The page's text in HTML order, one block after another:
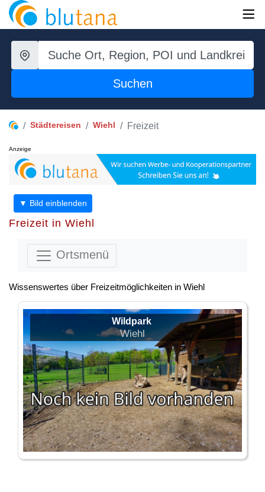
Suchen
Städtereisen Wiehl Freizeit
Anzeige
▼ Bild einblenden
Freizeit in Wiehl
Ortsmenü
Wissenswertes über Freizeitmöglichkeiten in Wiehl
Wildpark
Wiehl